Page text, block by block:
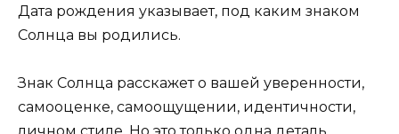
Дата рождения указывает, под каким знаком
Солнца вы родились.
Знак Солнца расскажет о вашей уверенности,
самооценке, самоощущении, идентичности,